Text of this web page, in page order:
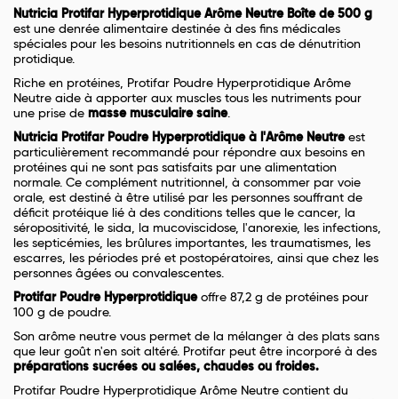
Nutricia Protifar Hyperprotidique Arôme Neutre Boîte de 500 g
est une denrée alimentaire destinée à des fins médicales
spéciales pour les besoins nutritionnels en cas de dénutrition
protidique.
Riche en protéines, Protifar Poudre Hyperprotidique Arôme
Neutre aide à apporter aux muscles tous les nutriments pour
une prise de masse musculaire saine.
Nutricia Protifar Poudre Hyperprotidique à l'Arôme Neutreest
particulièrement recommandé pour répondre aux besoins en
protéines qui ne sont pas satisfaits par une alimentation
normale. Ce complément nutritionnel, à consommer par voie
orale, est destiné à être utilisé par les personnes souffrant de
déficit protéique lié à des conditions telles que le cancer, la
séropositivité, le sida, la mucoviscidose, l'anorexie, les infections,
les septicémies, les brûlures importantes, les traumatismes, les
escarres, les périodes pré et postopératoires, ainsi que chez les
personnes âgées ou convalescentes.
Protifar Poudre Hyperprotidiqueoffre 87,2 g de protéines pour
100 g de poudre.
Son arôme neutre vous permet de la mélanger à des plats sans
que leur goût n'en soit altéré. Protifar peut être incorporé à des
préparations sucrées ou salées, chaudes ou froides.
Protifar Poudre Hyperprotidique Arôme Neutre contient du